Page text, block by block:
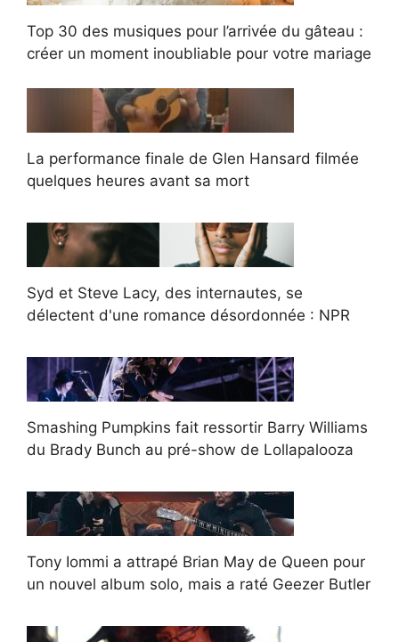
Top 30 des musiques pour l’arrivée du gâteau :
créer un moment inoubliable pour votre mariage
La performance finale de Glen Hansard filmée
quelques heures avant sa mort
Syd et Steve Lacy, des internautes, se
délectent d'une romance désordonnée : NPR
Smashing Pumpkins fait ressortir Barry Williams
du Brady Bunch au pré-show de Lollapalooza
Tony Iommi a attrapé Brian May de Queen pour
un nouvel album solo, mais a raté Geezer Butler